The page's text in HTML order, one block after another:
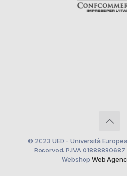
© 2023 UED - Università
Reserved. P.IVA
Webshop Web